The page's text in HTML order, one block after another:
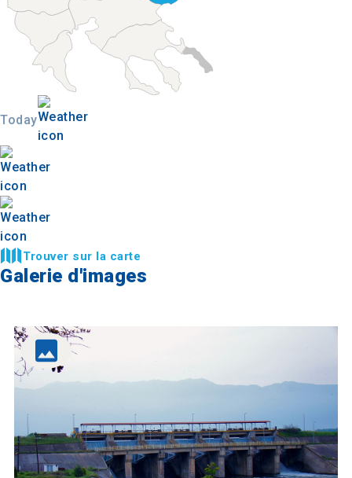
Today
Trouver sur la carte
Galerie d'images